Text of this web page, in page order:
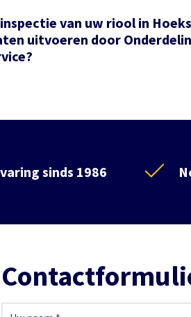
van uw riool in
uitvoeren door
sinds 1986